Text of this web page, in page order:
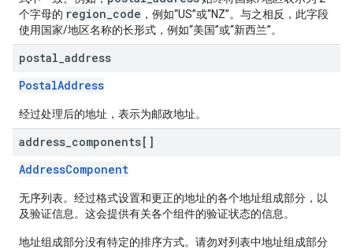
个字母的 region_code ，例如“US”或“NZ”。与之相反，此字段
使用国家/地区名称的长形式，例如“美国”或“新西兰”。
postal address
PostalAddress
经过处理后的地址，表示为邮政地址。
address components[]
AddressComponent
无序列表。经过格式设置和更正的地址的各个地址组成部分，以
及验证信息。这会提供有关各个组件的验证状态的信息。
地址组成部分没有特定的排序方式。请勿对列表中地址组成部分